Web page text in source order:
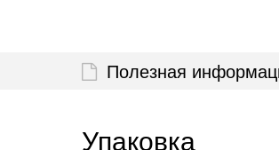
Полезная
Упаковка